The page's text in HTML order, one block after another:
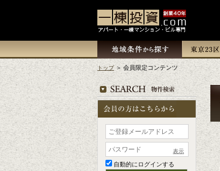
トップ＞ 会員限定コンテンツ
表示
自動的にログインする